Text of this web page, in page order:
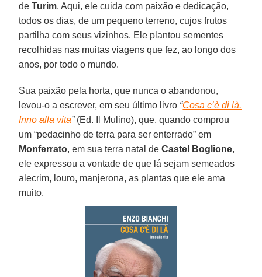
deTurim. Aqui, ele cuida com paixão e dedicação,
todos os dias, de um pequeno terreno, cujos frutos
partilha com seus vizinhos. Ele plantou sementes
recolhidas nas muitas viagens que fez, ao longo dos
anos, por todo o mundo.
Sua paixão pela horta, que nunca o abandonou,
levou-o a escrever, em seu último livro “Cosa c’è di là.
Inno alla vita”(Ed. Il Mulino), que, quando comprou
um “pedacinho de terra para ser enterrado” em
Monferrato, em sua terra natal deCastel Boglione,
ele expressou a vontade de que lá sejam semeados
alecrim, louro, manjerona, as plantas que ele ama
muito.